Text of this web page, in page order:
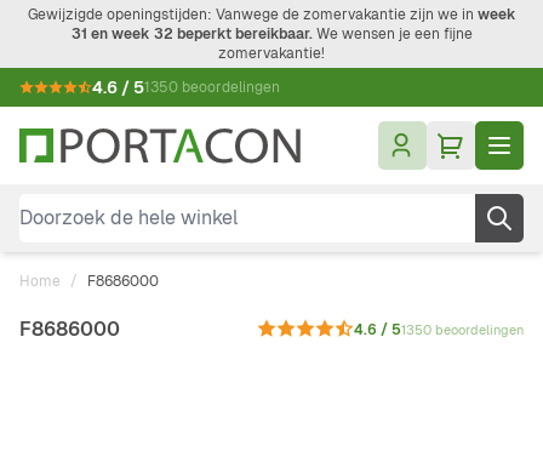
Ga naar de inhoud
Gewijzigde openingstijden: Vanwege de zomervakantie zijn we in week
31 en week 32 beperkt bereikbaar.We wensen je een fijne
zomervakantie!
4.6 / 51350 beoordelingen
Doorzoek de hele winkel
Home / F8686000
F8686000 4.6 / 51350 beoordelingen